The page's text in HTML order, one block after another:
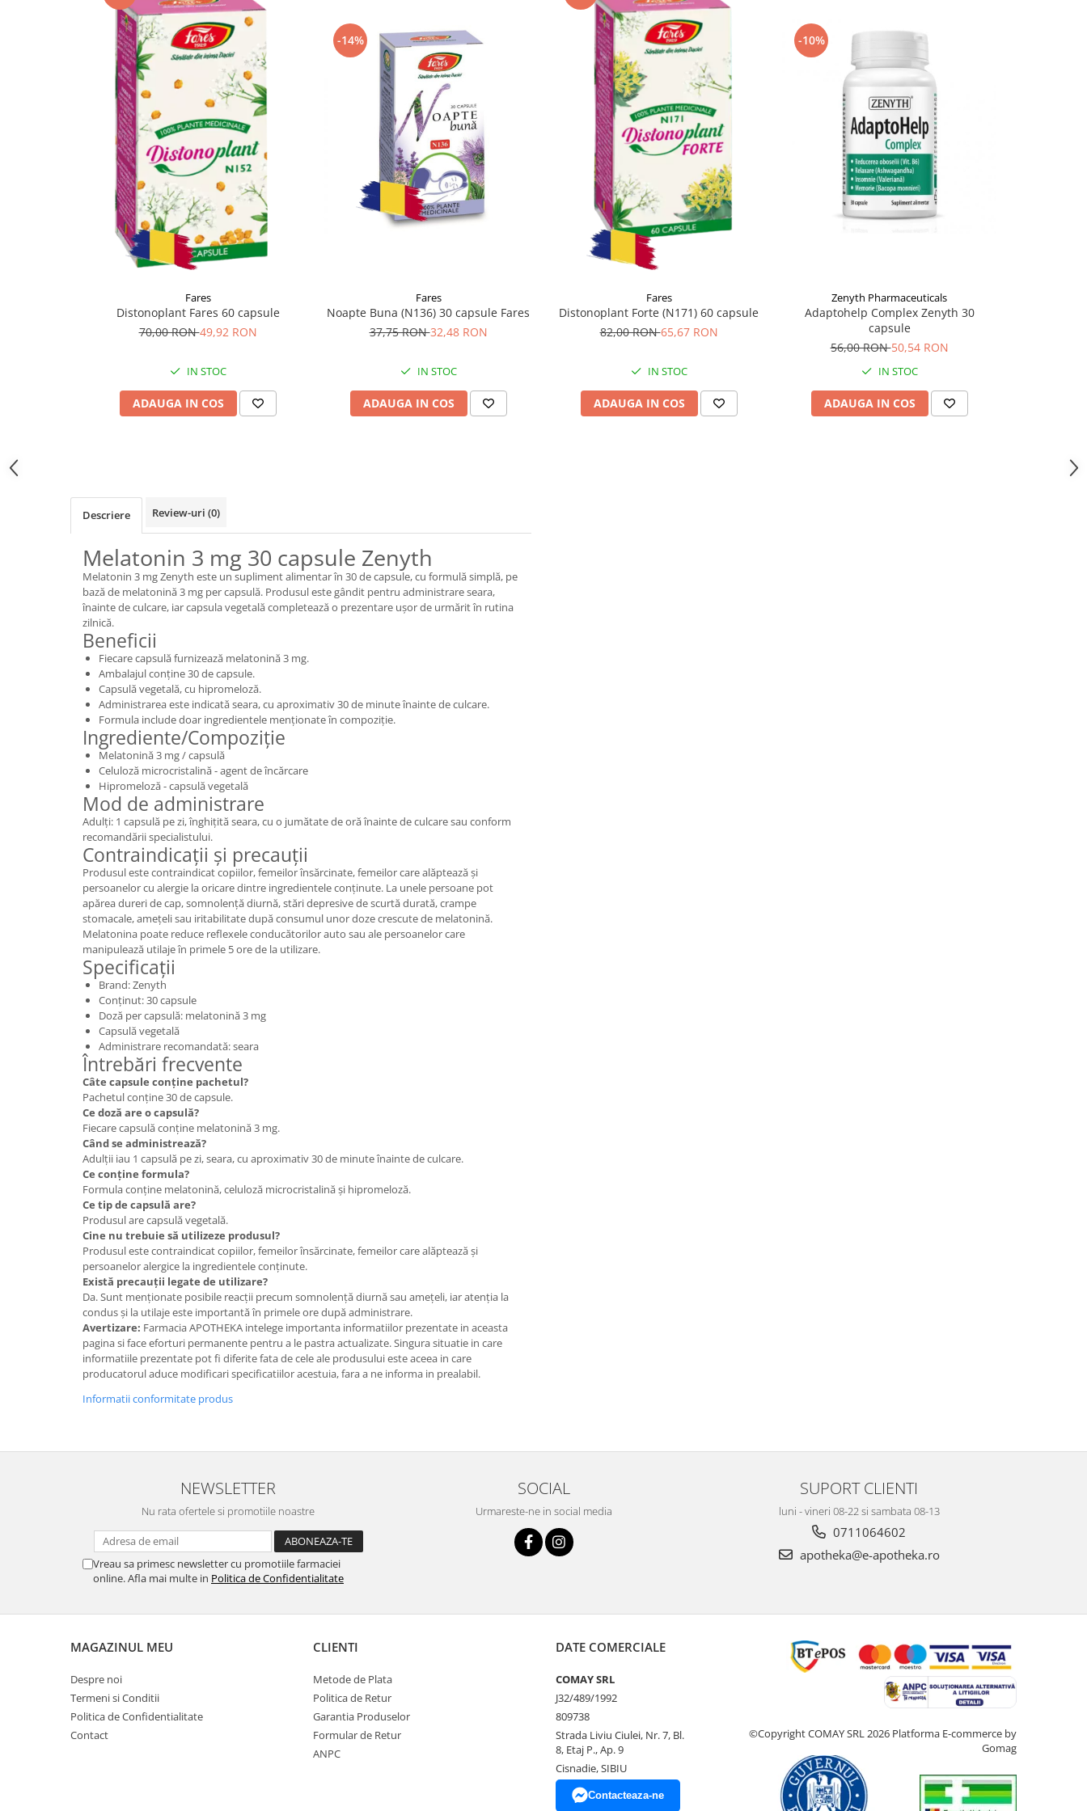
Supliment Vitamina D3
Supliment Vitamina E
Tincturi si Gemoderivate
Tuse gat si respiratie
Vitamine si minerale
Fares
Distonoplant Fares 60 capsule
70,00 RON49,92 RON
IN STOC
ADAUGA IN COS
-14%
Fares
Noapte Buna (N136) 30 capsule Fares
37,75 RON32,48 RON
IN STOC
ADAUGA IN COS
Fares
Distonoplant Forte (N171) 60 capsule
82,00 RON65,67 RON
IN STOC
ADAUGA IN COS
-10%
Zenyth Pharmaceuticals
Adaptohelp Complex Zenyth 30
capsule
56,00 RON50,54 RON
IN STOC
ADAUGA IN COS
Descriere Review-uri (0)
Melatonin 3 mg 30 capsule Zenyth
Melatonin 3 mg Zenyth este un supliment alimentar în 30 de capsule, cu formulă simplă, pe
bază de melatonină 3 mg per capsulă. Produsul este gândit pentru administrare seara,
înainte de culcare, iar capsula vegetală completează o prezentare ușor de urmărit în rutina
zilnică.
Beneficii
Fiecare capsulă furnizează melatonină 3 mg.
Ambalajul conține 30 de capsule.
Capsulă vegetală, cu hipromeloză.
Administrarea este indicată seara, cu aproximativ 30 de minute înainte de culcare.
Formula include doar ingredientele menționate în compoziție.
Ingrediente/Compoziție
Melatonină 3 mg / capsulă
Celuloză microcristalină - agent de încărcare
Hipromeloză - capsulă vegetală
Mod de administrare
Adulți: 1 capsulă pe zi, înghițită seara, cu o jumătate de oră înainte de culcare sau conform
recomandării specialistului.
Contraindicații și precauții
Produsul este contraindicat copiilor, femeilor însărcinate, femeilor care alăptează și
persoanelor cu alergie la oricare dintre ingredientele conținute. La unele persoane pot
apărea dureri de cap, somnolență diurnă, stări depresive de scurtă durată, crampe
stomacale, amețeli sau iritabilitate după consumul unor doze crescute de melatonină.
Melatonina poate reduce reflexele conducătorilor auto sau ale persoanelor care
manipulează utilaje în primele 5 ore de la utilizare.
Specificații
Brand: Zenyth
Conținut: 30 capsule
Doză per capsulă: melatonină 3 mg
Capsulă vegetală
Administrare recomandată: seara
Întrebări frecvente
Câte capsule conține pachetul?
Pachetul conține 30 de capsule.
Ce doză are o capsulă?
Fiecare capsulă conține melatonină 3 mg.
Când se administrează?
Adulții iau 1 capsulă pe zi, seara, cu aproximativ 30 de minute înainte de culcare.
Ce conține formula?
Formula conține melatonină, celuloză microcristalină și hipromeloză.
Ce tip de capsulă are?
Produsul are capsulă vegetală.
Cine nu trebuie să utilizeze produsul?
Produsul este contraindicat copiilor, femeilor însărcinate, femeilor care alăptează și
persoanelor alergice la ingredientele conținute.
Există precauții legate de utilizare?
Da. Sunt menționate posibile reacții precum somnolență diurnă sau amețeli, iar atenția la
condus și la utilaje este importantă în primele ore după administrare.
Avertizare: Farmacia APOTHEKA intelege importanta informatiilor prezentate in aceasta
pagina si face eforturi permanente pentru a le pastra actualizate. Singura situatie in care
informatiile prezentate pot fi diferite fata de cele ale produsului este aceea in care
producatorul aduce modificari specificatiilor acestuia, fara a ne informa in prealabil.
Informatii conformitate produs
NEWSLETTER
Nu rata ofertele si promotiile noastre
Vreau sa primesc newsletter cu promotiile farmaciei
online. Afla mai multe in Politica de Confidentialitate
SOCIAL
Urmareste-ne in social media
SUPORT CLIENTI
luni - vineri 08-22 si sambata 08-13
0711064602
apotheka@e-apotheka.ro
MAGAZINUL MEU
Despre noi
Termeni si Conditii
Politica de Confidentialitate
Contact
CLIENTI
Metode de Plata
Politica de Retur
Garantia Produselor
Formular de Retur
ANPC
DATE COMERCIALE
COMAY SRL
J32/489/1992
809738
Strada Liviu Ciulei, Nr. 7, Bl.
8, Etaj P., Ap. 9
Cisnadie, SIBIU
Contacteaza-ne
©Copyright COMAY SRL 2026 Platforma E-commerce by
Gomag